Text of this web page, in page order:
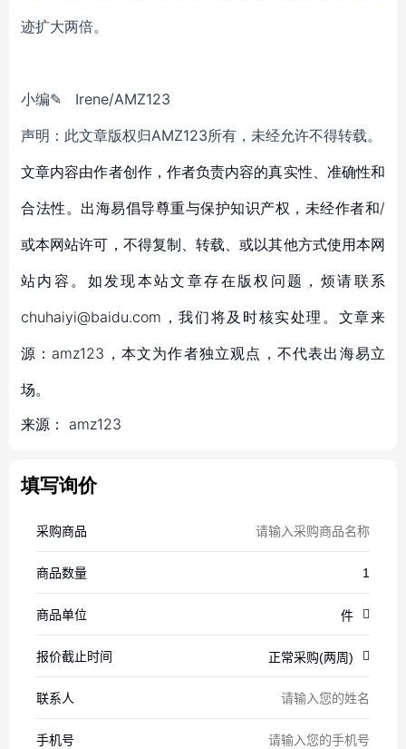
迹扩大两倍。
小编✎ Irene/AMZ123
声明：此文章版权归AMZ123所有，未经允许不得转载。
文章内容由作者创作，作者负责内容的真实性、准确性和
合法性。出海易倡导尊重与保护知识产权，未经作者和/
或本网站许可，不得复制、转载、或以其他方式使用本网
站内容。如发现本站文章存在版权问题，烦请联系
chuhaiyi@baidu.com，我们将及时核实处理。文章来
源：amz123，本文为作者独立观点，不代表出海易立
场。
来源： amz123
填写询价